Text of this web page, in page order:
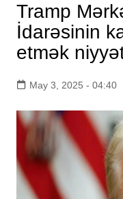
Tramp
İdarəsinin
etmək
May 3, 2025 - 04:40